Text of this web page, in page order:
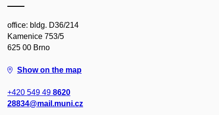
office: bldg. D36/214
Kamenice 753/5
625 00 Brno
Show on the map
+420 549 49 8620
28834@mail.muni.cz